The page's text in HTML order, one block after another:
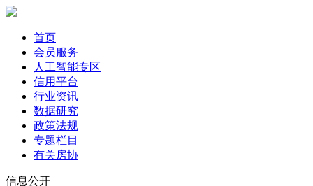
首页
会员服务
人工智能专区
信用平台
行业资讯
数据研究
政策法规
专题栏目
有关房协
信息公开